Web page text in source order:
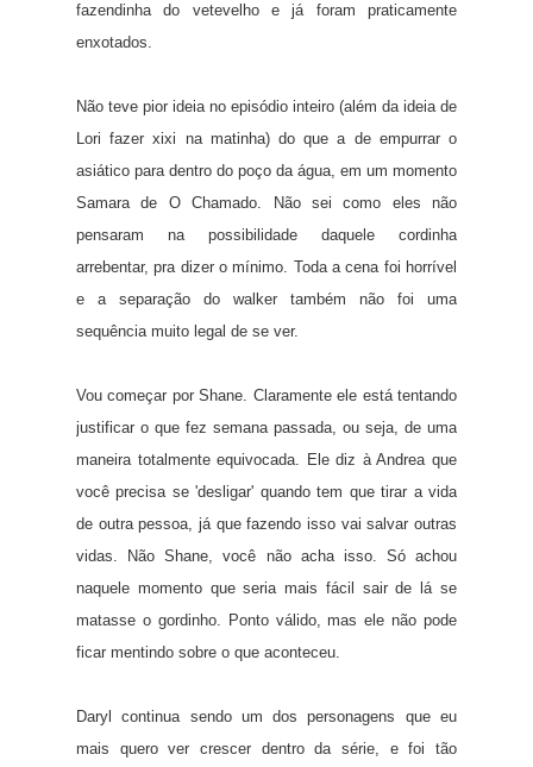
fazendinha do vetevelho e já foram praticamente
enxotados.
Não teve pior ideia no episódio inteiro (além da ideia de
Lori fazer xixi na matinha) do que a de empurrar o
asiático para dentro do poço da água, em um momento
Samara de O Chamado. Não sei como eles não
pensaram na possibilidade daquele cordinha
arrebentar, pra dizer o mínimo. Toda a cena foi horrível
e a separação do walker também não foi uma
sequência muito legal de se ver.
Vou começar por Shane. Claramente ele está tentando
justificar o que fez semana passada, ou seja, de uma
maneira totalmente equivocada. Ele diz à Andrea que
você precisa se 'desligar' quando tem que tirar a vida
de outra pessoa, já que fazendo isso vai salvar outras
vidas. Não Shane, você não acha isso. Só achou
naquele momento que seria mais fácil sair de lá se
matasse o gordinho. Ponto válido, mas ele não pode
ficar mentindo sobre o que aconteceu.
Daryl continua sendo um dos personagens que eu
mais quero ver crescer dentro da série, e foi tão